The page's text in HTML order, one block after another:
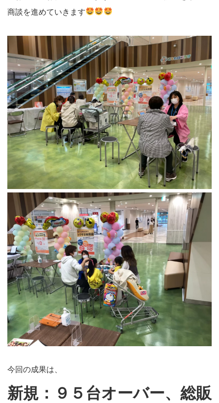
商談を進めていきます
今回の成果は、
新規：９５台オーバー、総販